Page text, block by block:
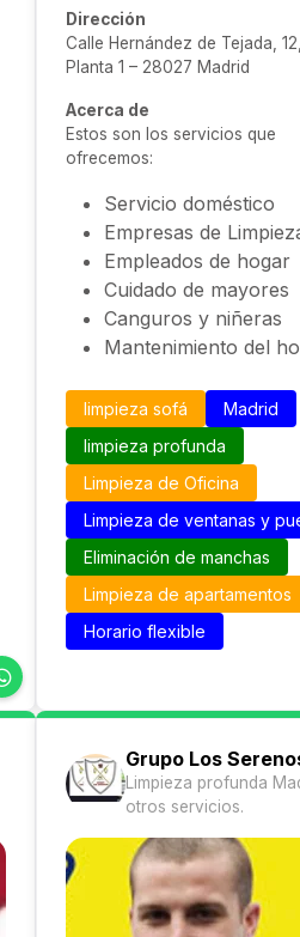
Dirección
Calle Hernández de Tejada, 12,
Planta 1 – 28027 Madrid
Acerca de
Estos son los servicios que
ofrecemos:
Servicio doméstico
Empresas de
Empleados de hogar
Cuidado de mayores
Canguros y niñeras
Mantenimiento del
limpieza sofá
Madrid
limpieza profunda
Limpieza de Oficina
Limpieza de ventanas y
Eliminación de manchas
Limpieza de apartamentos
Horario flexible
Grupo Los
Limpieza profunda
otros servicios.